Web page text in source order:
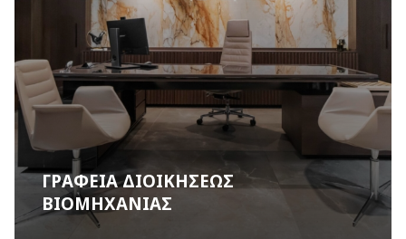
ΓΡΑΦΕΙΑ ΔΙΟΙΚΗΣΕΩΣ
ΒΙΟΜΗΧΑΝΙΑΣ